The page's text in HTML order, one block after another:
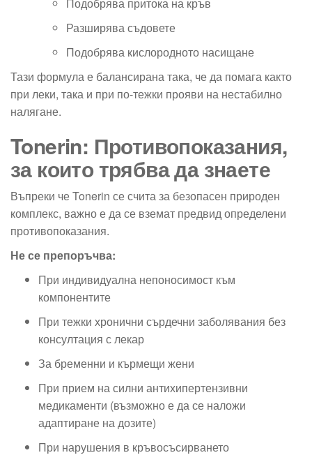
Разширява съдовете
Подобрява кислородното насищане
Тази формула е балансирана така, че да помага както
при леки, така и при по-тежки прояви на нестабилно
налягане.
Tonerin: Противопоказания,
за които трябва да знаете
Въпреки че Tonerin се счита за безопасен природен
комплекс, важно е да се вземат предвид определени
противопоказания.
Не се препоръчва:
При индивидуална непоносимост към
компонентите
При тежки хронични сърдечни заболявания без
консултация с лекар
За бременни и кърмещи жени
При прием на силни антихипертензивни
медикаменти (възможно е да се наложи
адаптиране на дозите)
При нарушения в кръвосъсирването